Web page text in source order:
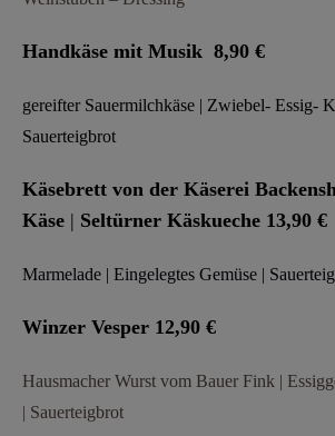
Handkäse mit Musik 8,90 €
gereifter Sauermilchkäse | Zwiebel- Essig-
Sauerteigbrot
Käsebrett von der Käserei
Käse | Seltürner Käskueche 13,90 €
Marmelade| Eingelegtes Gemüse |
Winzer Vesper 12,90 €
Hausmacher Wurst vom Bauer Fink |
| Sauerteigbrot